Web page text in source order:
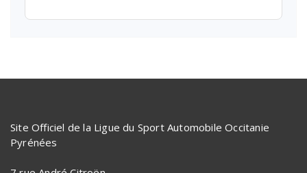
Site Officiel de la Ligue du Sport Automobile Occitanie
Pyrénées